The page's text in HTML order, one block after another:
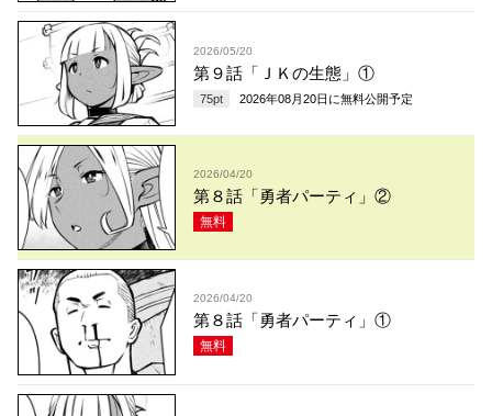
2026/05/20
第９話「ＪＫの生態」①
75pt 2026年08月20日 に無料公開予定
2026/04/20
第８話「勇者パーティ」②
無料
2026/04/20
第８話「勇者パーティ」①
無料